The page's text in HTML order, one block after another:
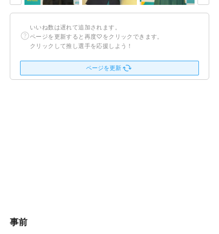
いいね数は遅れて追加されます。
ページを更新すると再度♡をクリックできます。
クリックして推し選手を応援しよう！
ページを更新
事前